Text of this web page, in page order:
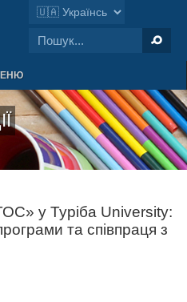
у Туріба University:
та співпраця з